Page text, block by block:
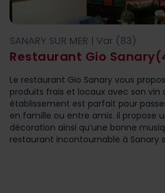
Restaurant Gio Sanary
SANARY SUR MER | Var (83)
Le restaurant Gio Sanary vous
produits frais et locaux avec son vin
établissement est parfait pour
en famille ou entre amis. il propose
décoration ainsi qu’une bonne
restaurant incontournable à Sanary